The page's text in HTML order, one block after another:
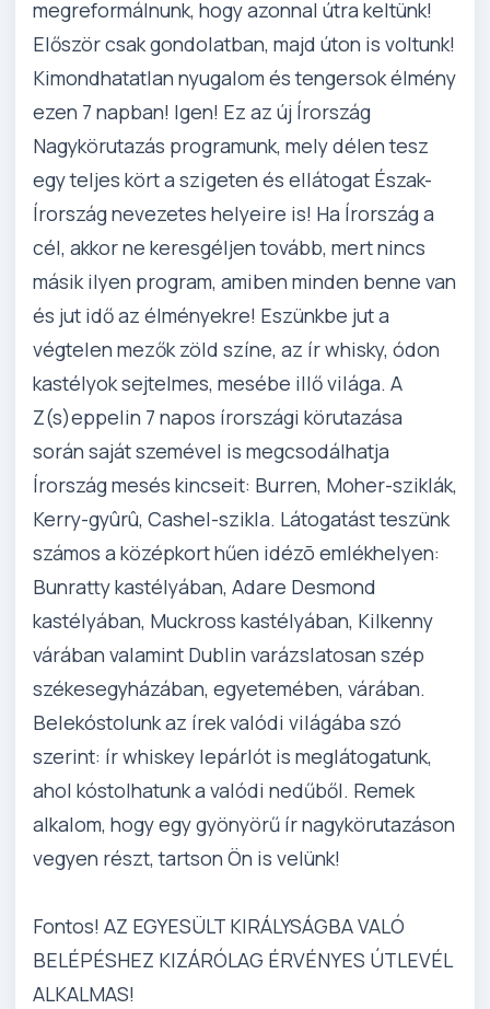
megreformálnunk, hogy azonnal útra keltünk!
Először csak gondolatban, majd úton is voltunk!
Kimondhatatlan nyugalom és tengersok élmény
ezen 7 napban! Igen! Ez az új Írország
Nagykörutazás programunk, mely délen tesz
egy teljes kört a szigeten és ellátogat Észak-
Írország nevezetes helyeire is! Ha Írország a
cél, akkor ne keresgéljen tovább, mert nincs
másik ilyen program, amiben minden benne van
és jut idő az élményekre! Eszünkbe jut a
végtelen mezők zöld színe, az ír whisky, ódon
kastélyok sejtelmes, mesébe illő világa. A
Z(s)eppelin 7 napos írországi körutazása
során saját szemével is megcsodálhatja
Írország mesés kincseit: Burren, Moher-sziklák,
Kerry-gyûrû, Cashel-szikla. Látogatást teszünk
számos a középkort hűen idézõ emlékhelyen:
Bunratty kastélyában, Adare Desmond
kastélyában, Muckross kastélyában, Kilkenny
várában valamint Dublin varázslatosan szép
székesegyházában, egyetemében, várában.
Belekóstolunk az írek valódi világába szó
szerint: ír whiskey lepárlót is meglátogatunk,
ahol kóstolhatunk a valódi nedűből. Remek
alkalom, hogy egy gyönyörű ír nagykörutazáson
vegyen részt, tartson Ön is velünk!
Fontos! AZ EGYESÜLT KIRÁLYSÁGBA VALÓ
BELÉPÉSHEZ KIZÁRÓLAG ÉRVÉNYES ÚTLEVÉL
ALKALMAS!